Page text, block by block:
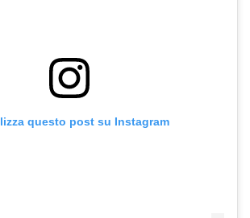
questo post su Instagram